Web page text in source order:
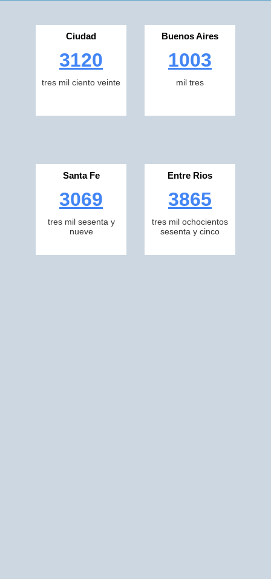
Ciudad
3120
tres mil ciento veinte
Buenos Aires
1003
mil tres
Santa Fe
3069
tres mil sesenta y
nueve
Entre Rios
3865
tres mil ochocientos
sesenta y cinco